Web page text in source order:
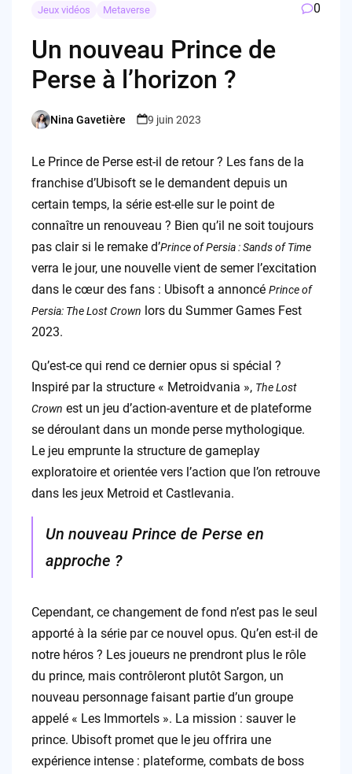
Jeux vidéos Metaverse 0
Un nouveau Prince de
Perse à l’horizon ?
Posted
Nina Gavetière 9 juin 2023
Le Prince de Perse est-il de retour ? Les fans de la
franchise d’Ubisoft se le demandent depuis un
certain temps, la série est-elle sur le point de
connaître un renouveau ? Bien qu’il ne soit toujours
pas clair si le remake d’Prince of Persia : Sands of Time
verra le jour, une nouvelle vient de semer l’excitation
dans le cœur des fans : Ubisoft a annoncé Prince of
Persia: The Lost Crown lors du Summer Games Fest
2023.
Qu’est-ce qui rend ce dernier opus si spécial ?
Inspiré par la structure « Metroidvania », The Lost
Crown est un jeu d’action-aventure et de plateforme
se déroulant dans un monde perse mythologique.
Le jeu emprunte la structure de gameplay
exploratoire et orientée vers l’action que l’on retrouve
dans les jeux Metroid et Castlevania.
Un nouveau Prince de Perse en
approche ?
Cependant, ce changement de fond n’est pas le seul
apporté à la série par ce nouvel opus. Qu’en est-il de
notre héros ? Les joueurs ne prendront plus le rôle
du prince, mais contrôleront plutôt Sargon, un
nouveau personnage faisant partie d’un groupe
appelé « Les Immortels ». La mission : sauver le
prince. Ubisoft promet que le jeu offrira une
expérience intense : plateforme, combats de boss